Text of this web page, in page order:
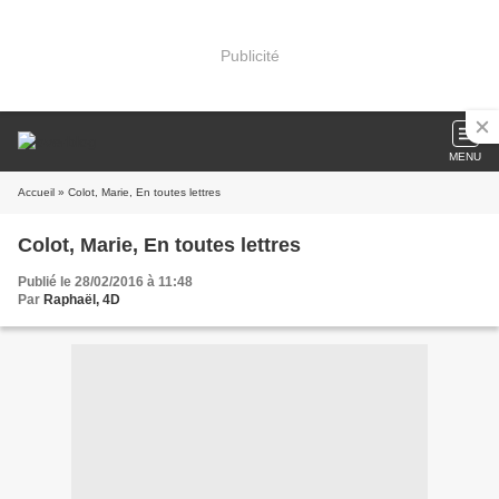
Publicité
MENU
Accueil » Colot, Marie, En toutes lettres
Colot, Marie, En toutes lettres
Publié le 28/02/2016 à 11:48
Par Raphaël, 4D